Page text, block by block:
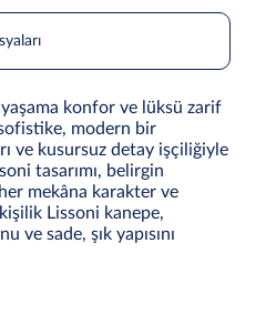
konfor ve lüksü zarif
modern bir
ve kusursuz detay işçiliğiyle
tasarımı, belirgin
mekâna karakter ve
Lissoni kanepe,
ve sade, şık yapısını